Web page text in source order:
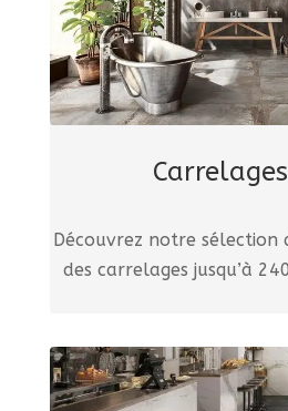
Découvrez notre sélection
des carrelages jusqu’à